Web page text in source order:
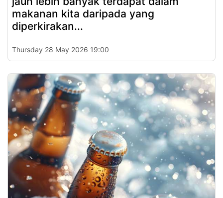
makanan kita daripada yang
diperkirakan...
Thursday 28 May 2026 19:00